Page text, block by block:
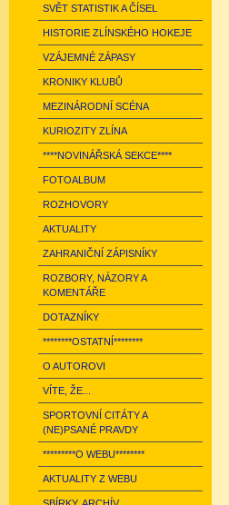
SVĚT STATISTIK A ČÍSEL
HISTORIE ZLÍNSKÉHO HOKEJE
VZÁJEMNÉ ZÁPASY
KRONIKY KLUBŮ
MEZINÁRODNÍ SCÉNA
KURIOZITY ZLÍNA
****NOVINÁŘSKÁ SEKCE****
FOTOALBUM
ROZHOVORY
AKTUALITY
ZAHRANIČNÍ ZÁPISNÍKY
ROZBORY, NÁZORY A
KOMENTÁŘE
DOTAZNÍKY
********OSTATNÍ********
O AUTOROVI
VÍTE, ŽE...
SPORTOVNÍ CITÁTY A
(NE)PSANÉ PRAVDY
*********O WEBU********
AKTUALITY Z WEBU